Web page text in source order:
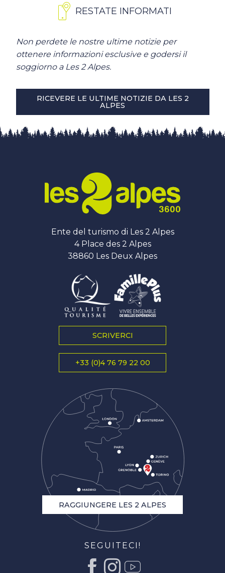
RESTATE INFORMATI
Non perdete le nostre ultime notizie per
ottenere informazioni esclusive e godersi il
soggiorno a Les 2 Alpes.
RICEVERE LE ULTIME NOTIZIE DA LES 2
ALPES
Ente del turismo di Les 2 Alpes
4 Place des 2 Alpes
38860 Les Deux Alpes
SCRIVERCI
+33 (0)4 76 79 22 00
RAGGIUNGERE LES 2 ALPES
SEGUITECI!